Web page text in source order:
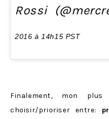
Rossi
2016 à 14h15 PST
Finalement, mon
choisir/prioriser entre: